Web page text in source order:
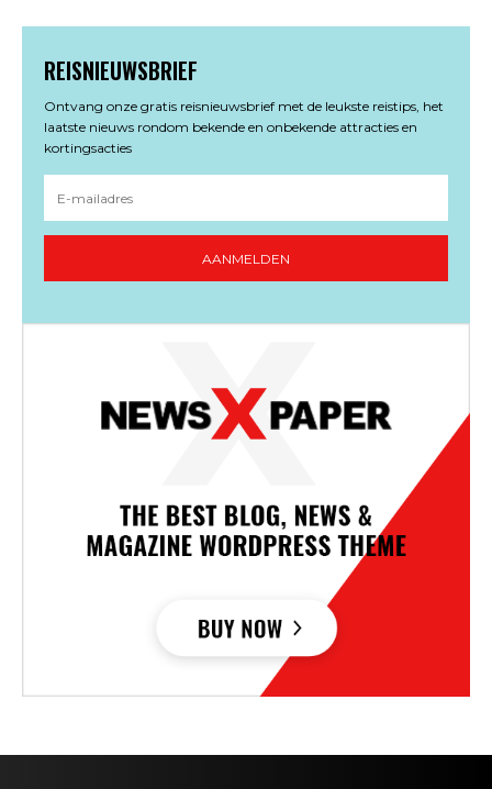
REISNIEUWSBRIEF
Ontvang onze gratis reisnieuwsbrief met de leukste reistips, het
laatste nieuws rondom bekende en onbekende attracties en
kortingsacties
AANMELDEN